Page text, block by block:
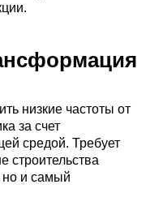
низкие частоты от
за счет
средой. Требует
строительства
и самый